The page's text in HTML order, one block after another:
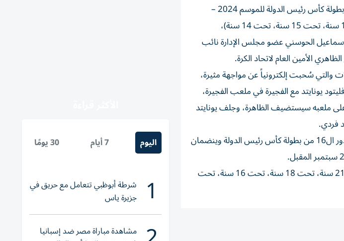
سحب اتحاد الإمارات لكرة القدم قرعة التصفيات التمهيدية لأندية الدرجة الأولى المؤهلة إلى بطولة كأس رئيس الدولة للموسم 2024 –
2025، وقرعة مسابقة الكأس لفرق المراحل السنية (تحت 21 سنة، تحت 18 سنة، تحت 16 سنة، تحت 15 سنة، تحت 14 سنة)،
الحوسني عضو مجلس الإدارة نائب
الأمين العام لاتحاد الكرة.
لأندية الدرجة الأولى المؤهلة إلى دور ال16 لأغلى البطولات والتي سُحبت إلكترونياً عن مواجهة مثيرة،
يونايتد مع الفجيرة في ملعب الفجيرة،
على ملعبه سيستضيف الظاهرة، وجلف يونايتد
فردي.
وتقام التصفيات التمهيدية بنظام خروج المغلوب من مباراة واحدة، حيث يتأهل فريقان إلى دور ال16 من بطولة كأس رئيس الدولة وينضمان
في المقابل أسفرت قرعة كؤوس المراحل السنية بشكلها الجديد والمخصصة للفئات (تحت 21 سنة، تحت 18 سنة، تحت 16 سنة، تحت
اليوم 7 أيام 30 يومًا
1 شرطة أبوظبي تتعامل مع حريق في
جزيرة ياس
مشاهدة مباراة مصر ضد إسبانيا